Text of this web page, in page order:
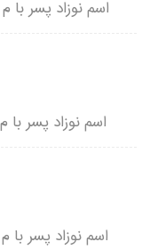
اسم نوزاد پسر
اسم نوزاد پسر
اسم نوزاد پسر